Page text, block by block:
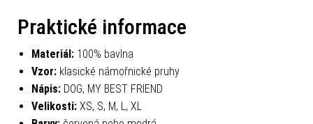
Praktické informace
Materiál: 100% bavlna
Vzor: klasické námořnické pruhy
Nápis: DOG, MY BEST FRIEND
Velikosti: XS, S, M, L, XL